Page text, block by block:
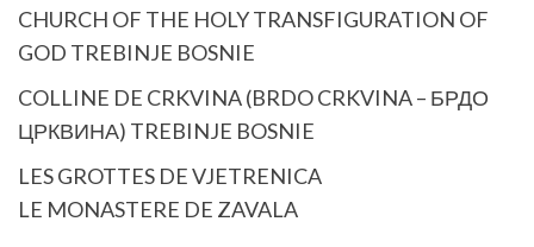
CHURCH OF THE HOLY TRANSFIGURATION OF
GOD TREBINJE BOSNIE
COLLINE DE CRKVINA (BRDO CRKVINA – БРДО
ЦРКВИНА) TREBINJE BOSNIE
LES GROTTES DE VJETRENICA
LE MONASTERE DE ZAVALA